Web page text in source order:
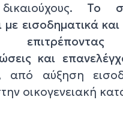
Το
με εισοδηματικά
επιτρέποντας
και
από αύξηση
οικογενειακή